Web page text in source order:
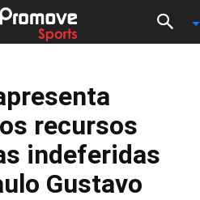
recursos
indeferidas
Gustavo